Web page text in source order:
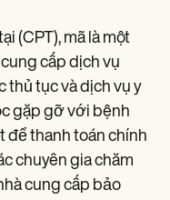
(CPT), mã là một
cấp dịch vụ
thủ tục và dịch vụ y
gặp gỡ với bệnh
để thanh toán chính
chuyên gia chăm
cung cấp bảo